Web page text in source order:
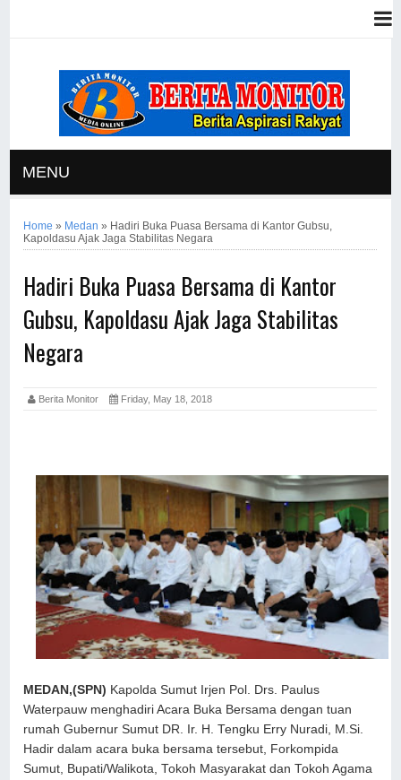
MENU
Home » Medan » Hadiri Buka Puasa Bersama di Kantor Gubsu,
Kapoldasu Ajak Jaga Stabilitas Negara
Hadiri Buka Puasa Bersama di Kantor
Gubsu, Kapoldasu Ajak Jaga Stabilitas
Negara
Berita Monitor Friday, May 18, 2018
MEDAN,(SPN) Kapolda Sumut Irjen Pol. Drs. Paulus
Waterpauw menghadiri Acara Buka Bersama dengan tuan
rumah Gubernur Sumut DR. Ir. H. Tengku Erry Nuradi, M.Si.
Hadir dalam acara buka bersama tersebut, Forkompida
Sumut, Bupati/Walikota, Tokoh Masyarakat dan Tokoh Agama